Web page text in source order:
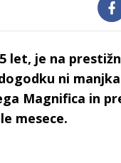
let, je na
ni
Magnifica in
mesece.